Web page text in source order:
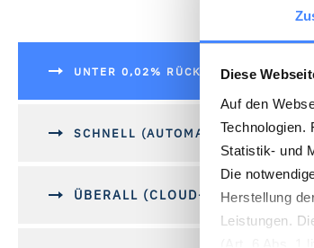
Diese
Auf den
Technologien.
Statistik- und
Die
Herstellung
Leistungen.
UNTER 0,02% RÜCKLÄUFERQUOTE
SCHNELL (AUTOMATISIERUNG)
ÜBERALL (CLOUD-VORTEIL)